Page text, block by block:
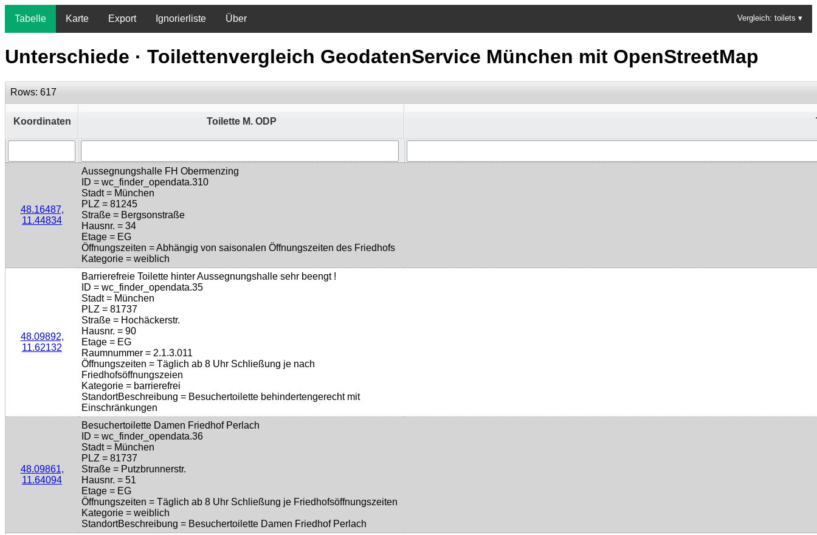
Tabelle Karte Export Ignorierliste Über Vergleich: toilets ▾
Unterschiede · Toilettenvergleich GeodatenService München mit OpenStreetMap
Rows: 617
Koordinaten Toilette M. ODP
48.16487,
11.44834
Aussegnungshalle FH Obermenzing
ID = wc_finder_opendata.310
Stadt = München
PLZ = 81245
Straße = Bergsonstraße
Hausnr. = 34
Etage = EG
Öffnungszeiten = Abhängig von saisonalen Öffnungszeiten des Friedhofs
Kategorie = weiblich
48.09892,
11.62132
Barrierefreie Toilette hinter Aussegnungshalle sehr beengt !
ID = wc_finder_opendata.35
Stadt = München
PLZ = 81737
Straße = Hochäckerstr.
Hausnr. = 90
Etage = EG
Raumnummer = 2.1.3.011
Öffnungszeiten = Täglich ab 8 Uhr Schließung je nach
Friedhofsöffnungszeien
Kategorie = barrierefrei
StandortBeschreibung = Besuchertoilette behindertengerecht mit
Einschränkungen
48.09861,
11.64094
Besuchertoilette Damen Friedhof Perlach
ID = wc_finder_opendata.36
Stadt = München
PLZ = 81737
Straße = Putzbrunnerstr.
Hausnr. = 51
Etage = EG
Öffnungszeiten = Täglich ab 8 Uhr Schließung je Friedhofsöffnungszeiten
Kategorie = weiblich
StandortBeschreibung = Besuchertoilette Damen Friedhof Perlach